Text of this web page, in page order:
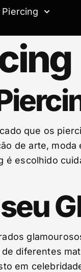
Piercing
que os
de arte,
escolhido
diferentes
em